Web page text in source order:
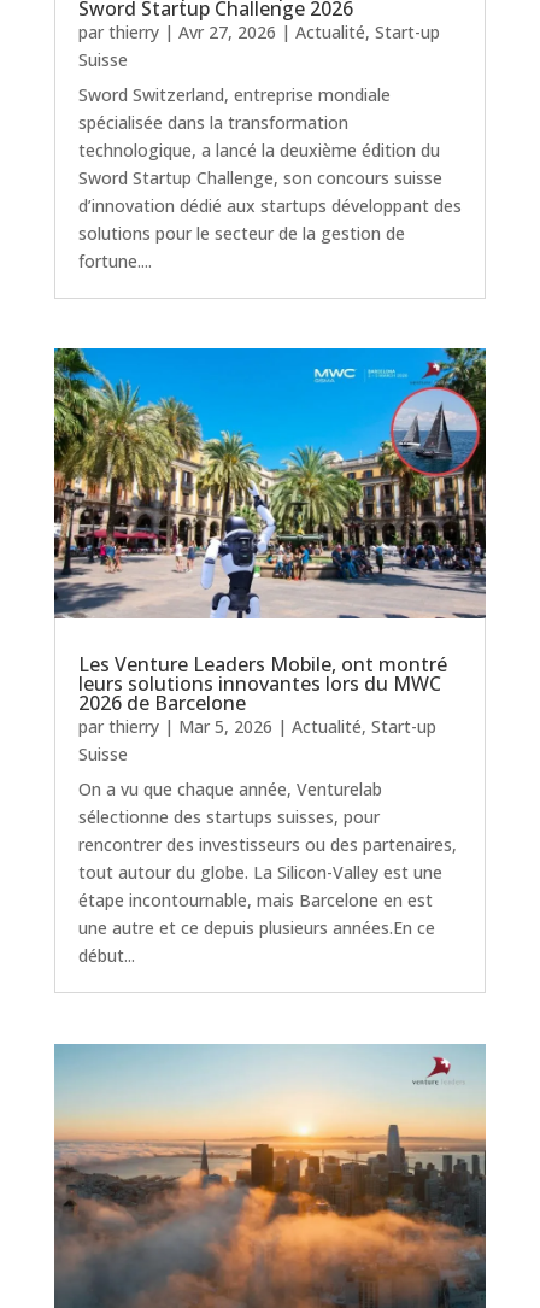
Sword Startup Challenge 2026
par thierry| Avr 27, 2026 | Actualité, Start-up
Suisse
Sword Switzerland, entreprise mondiale
spécialisée dans la transformation
technologique, a lancé la deuxième édition du
Sword Startup Challenge, son concours suisse
d’innovation dédié aux startups développant des
solutions pour le secteur de la gestion de
fortune....
Les Venture Leaders Mobile, ont montré
leurs solutions innovantes lors du MWC
2026 de Barcelone
par thierry| Mar 5, 2026 | Actualité, Start-up
Suisse
On a vu que chaque année, Venturelab
sélectionne des startups suisses, pour
rencontrer des investisseurs ou des partenaires,
tout autour du globe. La Silicon-Valley est une
étape incontournable, mais Barcelone en est
une autre et ce depuis plusieurs années.En ce
début...